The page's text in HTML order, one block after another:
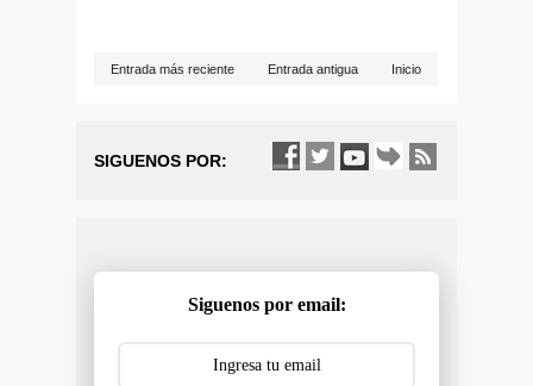
Entrada más reciente Entrada antigua Inicio
SIGUENOS POR:
Siguenos por email: